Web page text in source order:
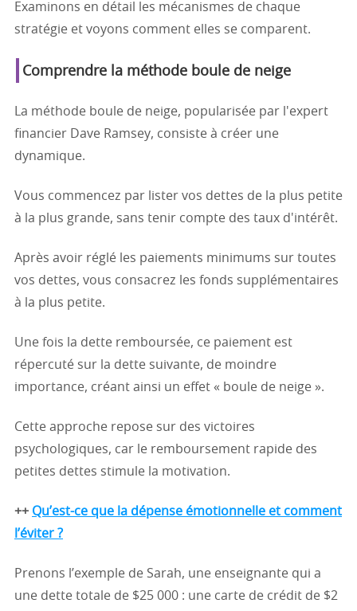
Examinons en détail les mécanismes de chaque
stratégie et voyons comment elles se comparent.
Comprendre la méthode boule de neige
La méthode boule de neige, popularisée par l'expert
financier Dave Ramsey, consiste à créer une
dynamique.
Vous commencez par lister vos dettes de la plus petite
à la plus grande, sans tenir compte des taux d'intérêt.
Après avoir réglé les paiements minimums sur toutes
vos dettes, vous consacrez les fonds supplémentaires
à la plus petite.
Une fois la dette remboursée, ce paiement est
répercuté sur la dette suivante, de moindre
importance, créant ainsi un effet « boule de neige ».
Cette approche repose sur des victoires
psychologiques, car le remboursement rapide des
petites dettes stimule la motivation.
++ Qu’est-ce que la dépense émotionnelle et comment
l’éviter ?
Prenons l’exemple de Sarah, une enseignante qui a
une dette totale de $25 000 : une carte de crédit de $2